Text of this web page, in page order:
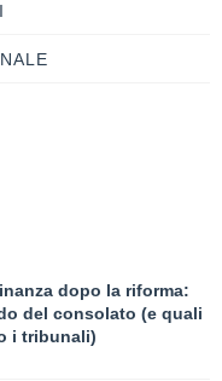
dopo la riforma:
del consolato (e quali
i tribunali)